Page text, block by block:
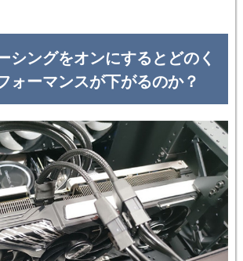
シングをオンにするとどのく
ォーマンスが下がるのか？